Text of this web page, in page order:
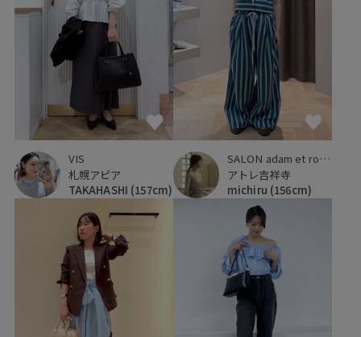
VIS
札幌アピア
TAKAHASHI (157cm)
SALON adam et ropé
アトレ吉祥寺
michiru (156cm)